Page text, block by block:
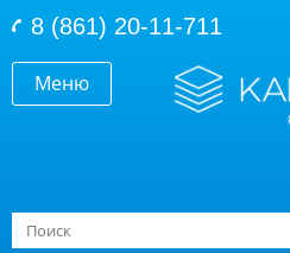
Меню
8 (861) 20-11-711
Форма поиска
Поиск